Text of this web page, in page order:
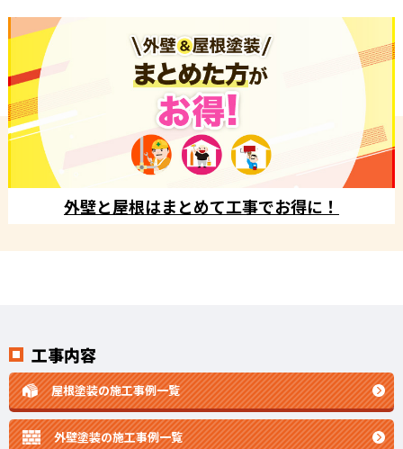
外壁と屋根はまとめて工事でお得に！
工事内容
屋根塗装の施工事例一覧
外壁塗装の施工事例一覧